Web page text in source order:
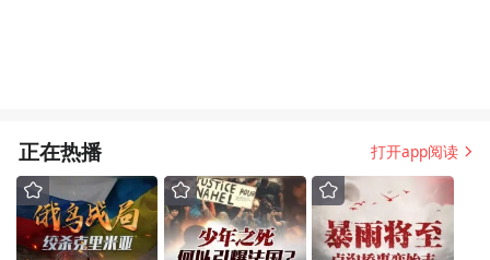
正在热播 打开app阅读